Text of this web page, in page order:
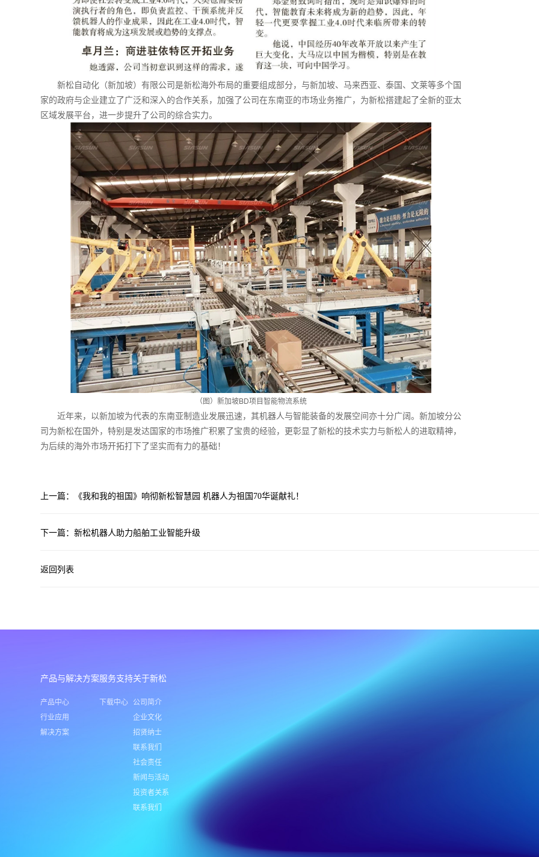
新松自动化（新加坡）有限公司是新松海外布局的重要组成部分，与新加坡、马来西亚、泰国、文莱等多个国
家的政府与企业建立了广泛和深入的合作关系，加强了公司在东南亚的市场业务推广，为新松搭建起了全新的亚太
区域发展平台，进一步提升了公司的综合实力。
（图）新加坡BD项目智能物流系统
近年来，以新加坡为代表的东南亚制造业发展迅速，其机器人与智能装备的发展空间亦十分广阔。新加坡分公
司为新松在国外，特别是发达国家的市场推广积累了宝贵的经验，更彰显了新松的技术实力与新松人的进取精神，
为后续的海外市场开拓打下了坚实而有力的基础！
上一篇：《我和我的祖国》响彻新松智慧园 机器人为祖国70华诞献礼！
下一篇：新松机器人助力船舶工业智能升级
返回列表
产品与解决方案
产品中心
行业应用
解决方案
服务支持
下载中心
关于新松
公司简介
企业文化
招贤纳士
联系我们
社会责任
新闻与活动
投资者关系
联系我们